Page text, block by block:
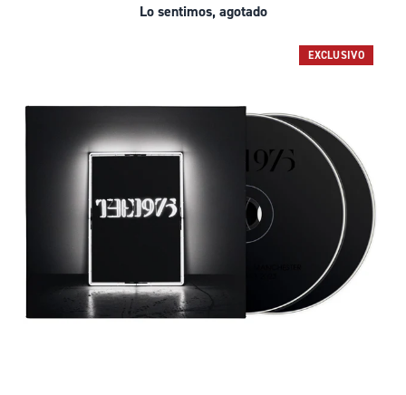
Lo sentimos, agotado
EXCLUSIVO